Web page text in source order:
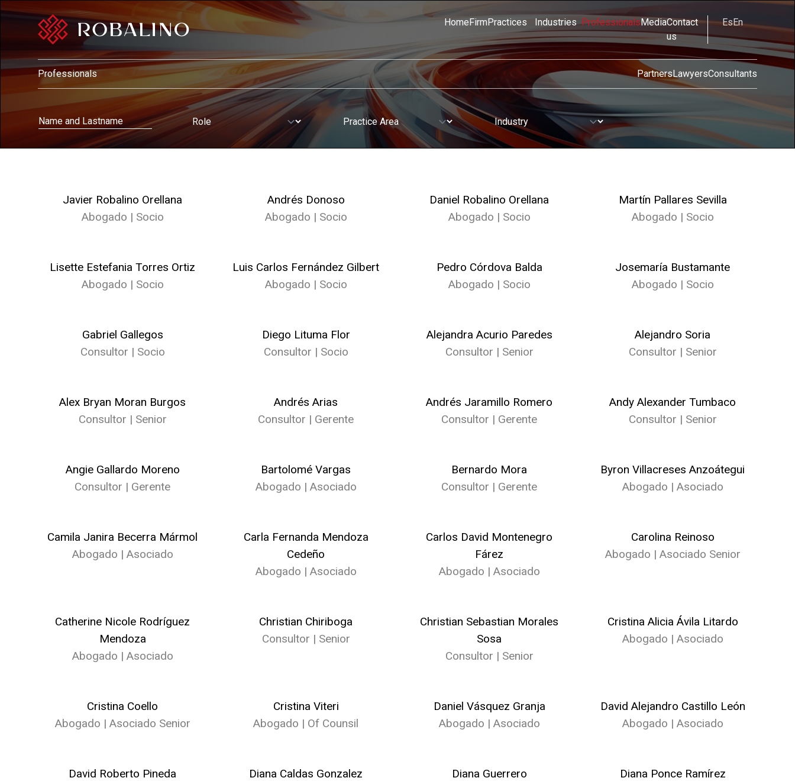
HomeFirmPractices Industries ProfessionalsMediaContact
us
EsEn
Professionals PartnersLawyersConsultants
Javier Robalino Orellana
Abogado | Socio
Andrés Donoso
Abogado | Socio
Daniel Robalino Orellana
Abogado | Socio
Martín Pallares Sevilla
Abogado | Socio
Lisette Estefania Torres Ortiz
Abogado | Socio
Luis Carlos Fernández Gilbert
Abogado | Socio
Pedro Córdova Balda
Abogado | Socio
Josemaría Bustamante
Abogado | Socio
Gabriel Gallegos
Consultor | Socio
Diego Lituma Flor
Consultor | Socio
Alejandra Acurio Paredes
Consultor | Senior
Alejandro Soria
Consultor | Senior
Alex Bryan Moran Burgos
Consultor | Senior
Andrés Arias
Consultor | Gerente
Andrés Jaramillo Romero
Consultor | Gerente
Andy Alexander Tumbaco
Consultor | Senior
Angie Gallardo Moreno
Consultor | Gerente
Bartolomé Vargas
Abogado | Asociado
Bernardo Mora
Consultor | Gerente
Byron Villacreses Anzoátegui
Abogado | Asociado
Camila Janira Becerra Mármol
Abogado | Asociado
Carla Fernanda Mendoza
Cedeño
Abogado | Asociado
Carlos David Montenegro
Fárez
Abogado | Asociado
Carolina Reinoso
Abogado | Asociado Senior
Catherine Nicole Rodríguez
Mendoza
Abogado | Asociado
Christian Chiriboga
Consultor | Senior
Christian Sebastian Morales
Sosa
Consultor | Senior
Cristina Alicia Ávila Litardo
Abogado | Asociado
Cristina Coello
Abogado | Asociado Senior
Cristina Viteri
Abogado | Of Counsil
Daniel Vásquez Granja
Abogado | Asociado
David Alejandro Castillo León
Abogado | Asociado
David Roberto Pineda
Diana Caldas Gonzalez
Diana Guerrero
Diana Ponce Ramírez